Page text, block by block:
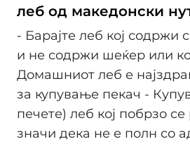
леб од македонски
- Барајте леб кој содржи
и не содржи шеќер или
Домашниот леб е
за купување пекач -
печете) леб кој побрзо се
значи дека не е полн со